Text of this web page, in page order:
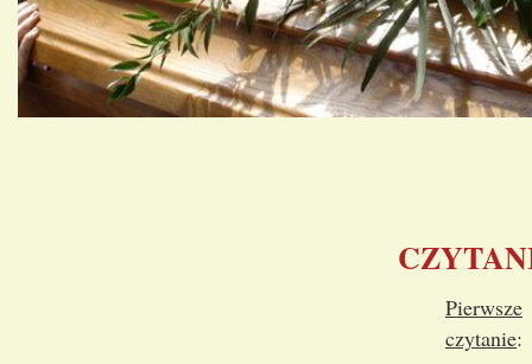
Pierwsze
czytanie: